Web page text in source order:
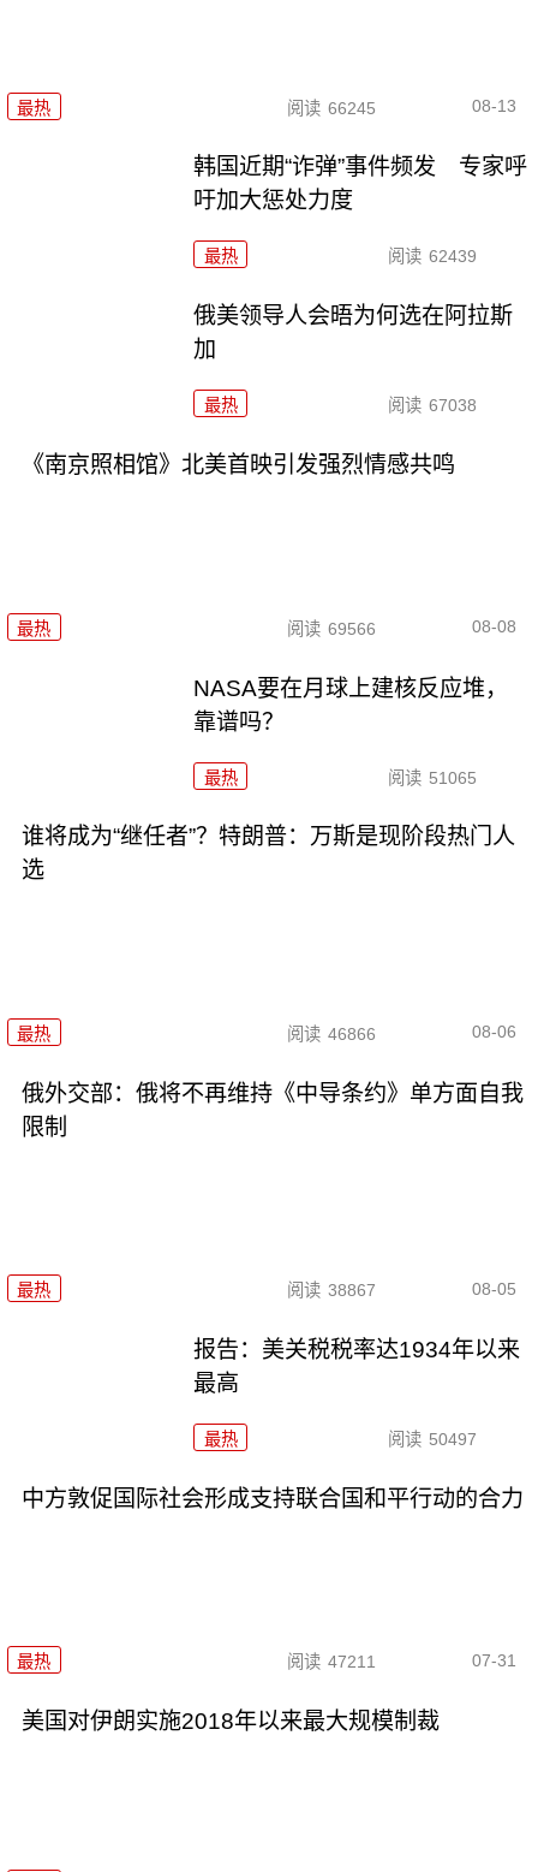
最热 阅读 66245 08-13
韩国近期“诈弹”事件频发 专家呼
吁加大惩处力度
最热 阅读 62439
俄美领导人会晤为何选在阿拉斯
加
最热 阅读 67038
《南京照相馆》北美首映引发强烈情感共鸣
最热 阅读 69566 08-08
NASA要在月球上建核反应堆，
靠谱吗？
最热 阅读 51065
谁将成为“继任者”？特朗普：万斯是现阶段热门人
选
最热 阅读 46866 08-06
俄外交部：俄将不再维持《中导条约》单方面自我
限制
最热 阅读 38867 08-05
报告：美关税税率达1934年以来
最高
最热 阅读 50497
中方敦促国际社会形成支持联合国和平行动的合力
最热 阅读 47211 07-31
美国对伊朗实施2018年以来最大规模制裁